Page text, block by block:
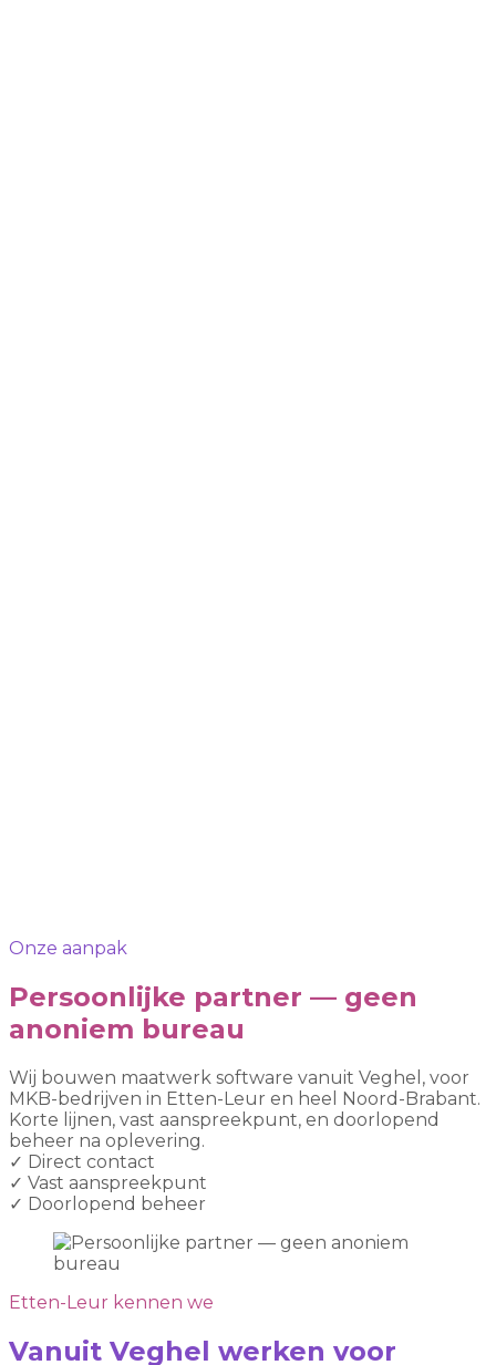
Onze aanpak
Persoonlijke partner — geen
anoniem bureau
Wij bouwen maatwerk software vanuit Veghel, voor
MKB-bedrijven in Etten-Leur en heel Noord-Brabant.
Korte lijnen, vast aanspreekpunt, en doorlopend
beheer na oplevering.
✓ Direct contact
✓ Vast aanspreekpunt
✓ Doorlopend beheer
Etten-Leur kennen we
Vanuit Veghel werken voor